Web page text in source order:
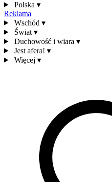
Polska ▾
Reklama
Wschód ▾
Świat ▾
Duchowość i wiara ▾
Jest afera! ▾
Więcej ▾